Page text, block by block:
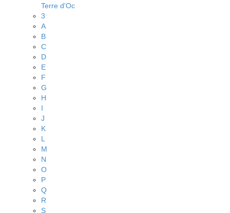
Terre d'Oc
3
A
B
C
D
E
F
G
H
I
J
K
L
M
N
O
P
Q
R
S